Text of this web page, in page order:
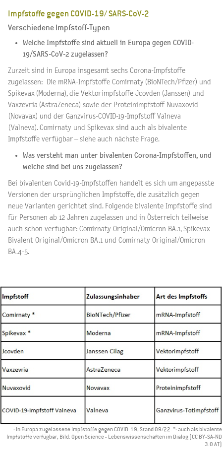
Impfstoffe gegen COVID-19/ SARS-CoV-2
Verschiedene Impfstoff-Typen
Welche Impfstoffe sind aktuell in Europa gegen COVID-
19/SARS-CoV-2 zugelassen?
Zurzeit sind in Europa insgesamt sechs Corona-Impfstoffe
zugelassen: Die mRNA-Impfstoffe Comirnaty (BioNTech/Pfizer) und
Spikevax (Moderna), die Vektorimpfstoffe Jcovden (Janssen) und
Vaxzevria (AstraZeneca) sowie der Proteinimpfstoff Nuvaxovid
(Novavax) und der Ganzvirus-COVID-19-Impfstoff Valneva
(Valneva). Comirnaty und Spikevax sind auch als bivalente
Impfstoffe verfügbar – siehe auch nächste Frage.
Was versteht man unter bivalenten Corona-Impfstoffen, und
welche sind bei uns zugelassen?
Bei bivalenten Covid-19-Impfstoffen handelt es sich um angepasste
Versionen der ursprünglichen Impfstoffe, die zusätzlich gegen
neue Varianten gerichtet sind. Folgende bivalente Impfstoffe sind
für Personen ab 12 Jahren zugelassen und in Österreich teilweise
auch schon verfügbar: Comirnaty Original/Omicron BA.1, Spikevax
Bivalent Original/Omicron BA.1 und Comirnaty Original/Omicron
BA.4-5.
: In Europa zugelassene Impfstoffe gegen COVID-19, Stand 09/22. *: auch als bivalente
Impfstoffe verfügbar, Bild: Open Science - Lebenswissenschaften im Dialog (CC BY-SA-ND
3.0 AT)